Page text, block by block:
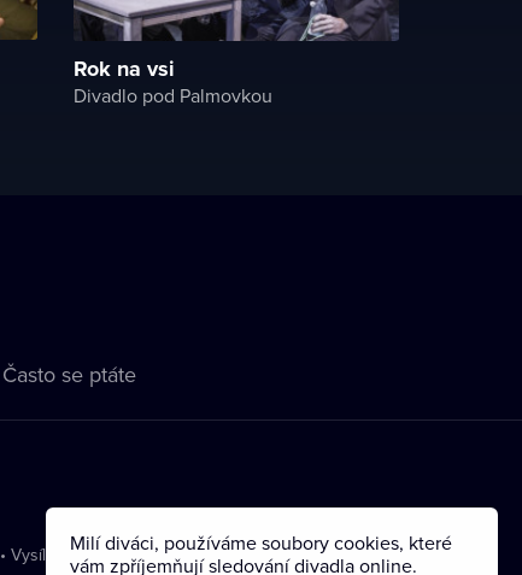
Rok na vsi
Divadlo pod Palmovkou
Často se ptáte
• Vysílání
Milí diváci, používáme soubory cookies, které
vám zpříjemňují sledování divadla online.